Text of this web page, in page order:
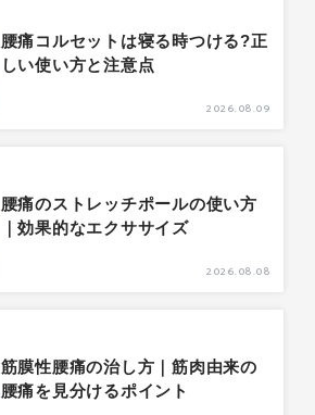
腰痛コルセットは寝る時つける?正
しい使い方と注意点
2026.08.09
腰痛のストレッチポールの使い方
｜効果的なエクササイズ
2026.08.08
筋膜性腰痛の治し方｜筋肉由来の
腰痛を見分けるポイント